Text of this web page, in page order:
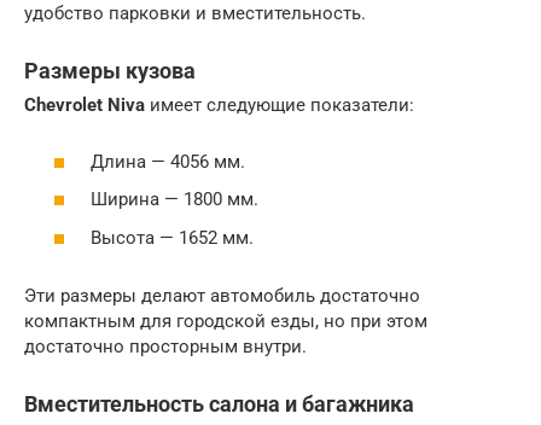
удобство парковки и вместительность.
Размеры кузова
Chevrolet Niva имеет следующие показатели:
Длина — 4056 мм.
Ширина — 1800 мм.
Высота — 1652 мм.
Эти размеры делают автомобиль достаточно
компактным для городской езды, но при этом
достаточно просторным внутри.
Вместительность салона и багажника